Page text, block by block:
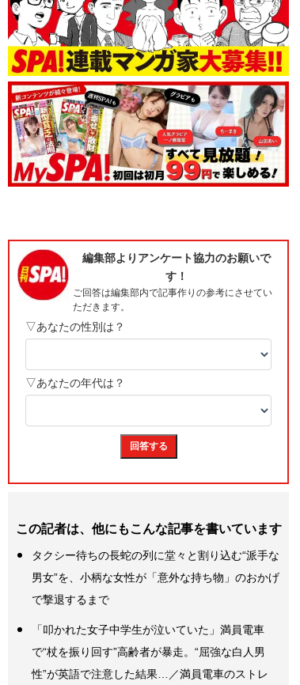
この記者は、他にもこんな記事を書いています
タクシー待ちの長蛇の列に堂々と割り込む“派手な
男女”を、小柄な女性が「意外な持ち物」のおかげ
で撃退するまで
「叩かれた女子中学生が泣いていた」満員電車
で“杖を振り回す”高齢者が暴走。“屈強な白人男
性”が英語で注意した結果…／満員電車のストレ